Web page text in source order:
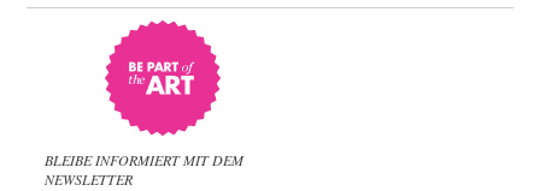
BLEIBE INFORMIERT MIT DEM
NEWSLETTER